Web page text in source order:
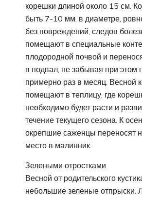
корешки длиной около 15 см.
быть 7-10 мм. в диаметре,
без повреждений, следов
помещают в специальные
плодородной почвой и
в подвал, не забывая при этом
примерно раз в месяц. Весной
помещают в теплицу, где
необходимо будет расти и
течение текущего сезона. К
окрепшие саженцы переносят
место в малинник.
Зелеными отростками
Весной от родительского
небольшие зеленые отпрыски.